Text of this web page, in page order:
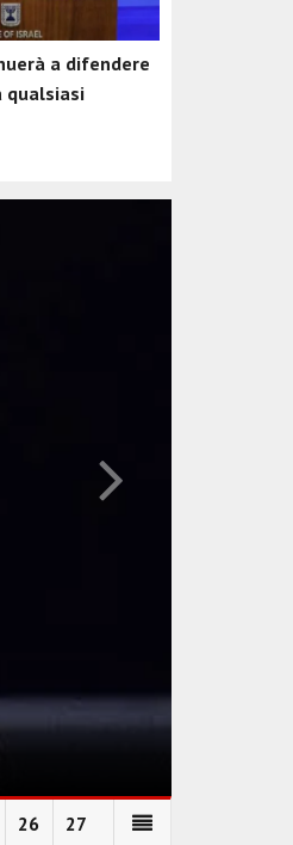
a difendere
qualsiasi
26 27